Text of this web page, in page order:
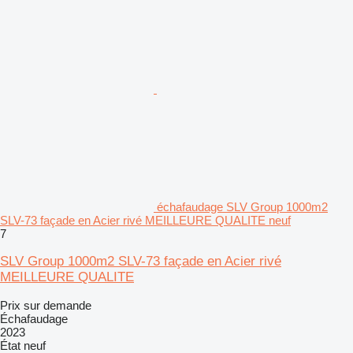
échafaudage SLV Group 1000m2
SLV-73 façade en Acier rivé MEILLEURE QUALITE neuf
7
SLV Group 1000m2 SLV-73 façade en Acier rivé
MEILLEURE QUALITE
Prix sur demande
Échafaudage
2023
État neuf